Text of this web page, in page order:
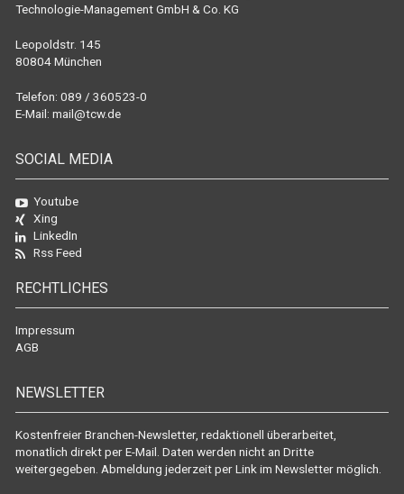
Technologie-Management GmbH & Co. KG
Leopoldstr. 145
80804 München
Telefon: 089 / 360523-0
E-Mail: mail@tcw.de
SOCIAL MEDIA
Youtube
Xing
LinkedIn
Rss Feed
RECHTLICHES
Impressum
AGB
NEWSLETTER
Kostenfreier Branchen-Newsletter, redaktionell überarbeitet,
monatlich direkt per E-Mail. Daten werden nicht an Dritte
weitergegeben. Abmeldung jederzeit per Link im Newsletter möglich.